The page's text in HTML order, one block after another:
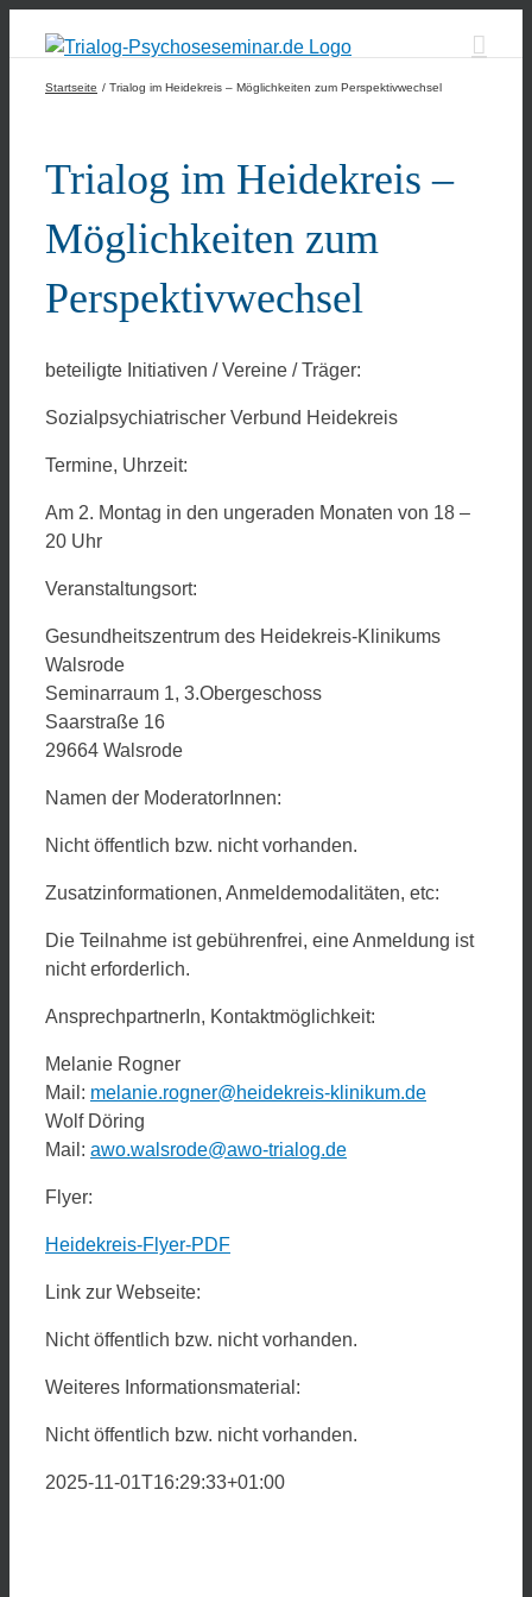
Inhalt
springenStartseite Trialog im Heidekreis – Möglichkeiten zum Perspektivwechsel
Trialog im Heidekreis –
Möglichkeiten zum
Perspektivwechsel
beteiligte Initiativen / Vereine / Träger:
Sozialpsychiatrischer Verbund Heidekreis
Termine, Uhrzeit:
Am 2. Montag in den ungeraden Monaten von 18 –
20 Uhr
Veranstaltungsort:
Gesundheitszentrum des Heidekreis-Klinikums
Walsrode
Seminarraum 1, 3.Obergeschoss
Saarstraße 16
29664 Walsrode
Namen der ModeratorInnen:
Nicht öffentlich bzw. nicht vorhanden.
Zusatzinformationen, Anmeldemodalitäten, etc:
Die Teilnahme ist gebührenfrei, eine Anmeldung ist
nicht erforderlich.
AnsprechpartnerIn, Kontaktmöglichkeit:
Melanie Rogner
Mail: melanie.rogner@heidekreis-klinikum.de
Wolf Döring
Mail: awo.walsrode@awo-trialog.de
Flyer:
Heidekreis-Flyer-PDF
Link zur Webseite:
Nicht öffentlich bzw. nicht vorhanden.
Weiteres Informationsmaterial:
Nicht öffentlich bzw. nicht vorhanden.
2025-11-01T16:29:33+01:00